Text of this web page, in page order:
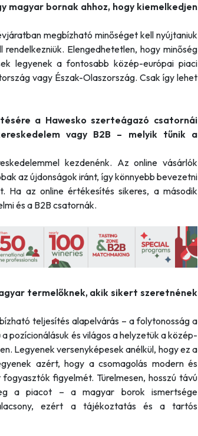
magyar bornak ahhoz, hogy kiemelkedjen
megbízható minőséget kell nyújtaniuk
Elengedhetetlen, hogy minőség
legyenek a fontosabb közép-európai piaci
vagy Észak-Olaszország. Csak így lehet
a Hawesko szerteágazó csatornái
vagy B2B – melyik tűnik a
kezdenénk. Az online vásárlók
az újdonságok iránt, így könnyebb bevezetni
Ha az online értékesítés sikeres, a második
és a B2B csatornák.
termelőknek, akik sikert szeretnének
teljesítés alapelvárás – a folytonosság a
pozícionálásuk és világos a helyzetük a közép-
Legyenek versenyképesek anélkül, hogy ez a
azért, hogy a csomagolás modern és
figyelmét. Türelmesen, hosszú távú
a piacot – a magyar borok ismertsége
ezért a tájékoztatás és a tartós